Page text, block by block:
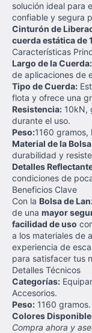
solución ideal para
confiable y segura
Cinturón de
cuerda estática de
Características
Largo de la Cuerda:
de aplicaciones de
Tipo de Cuerda:
flota y ofrece una
Resistencia: 10kN,
durante el uso.
Peso:1160
Material de la
durabilidad y
Detalles
condiciones de
Beneficios Clave
Con la Bolsa de
de una mayor
facilidad de uso
a los materiales de
experiencia de
para satisfacer tus
Detalles Técnicos
Categorías:
Accesorios.
Peso: 1160 gramos.
Colores
Compra ahora y